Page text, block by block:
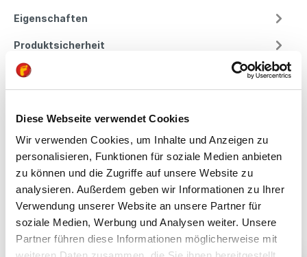
Diese Webseite verwendet Cookies
Wir verwenden Cookies, um Inhalte und Anzeigen zu
personalisieren, Funktionen für soziale Medien anbieten
zu können und die Zugriffe auf unsere Website zu
analysieren. Außerdem geben wir Informationen zu Ihrer
Verwendung unserer Website an unsere Partner für
soziale Medien, Werbung und Analysen weiter. Unsere
Partner führen diese Informationen möglicherweise mit
Eigenschaften
Produktsicherheit
Kindgerechte
Passform
All unsere Schuhe sind
auf die Bedürfnisse
von Kindern
ausgerichtet. Sie
bieten optimalen Halt,
fördern die natürliche
Fußentwicklung und